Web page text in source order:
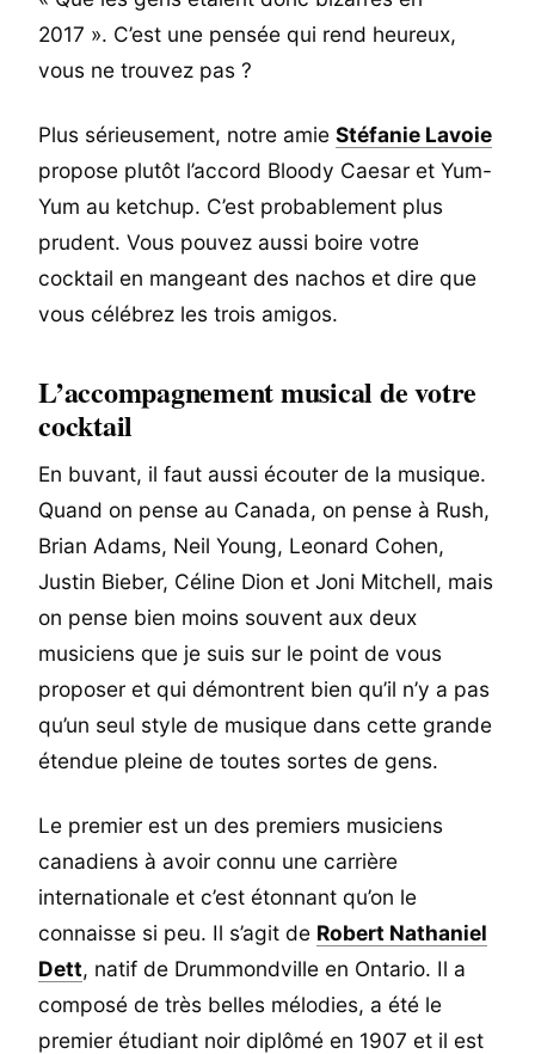
2017 ». C’est une pensée qui rend heureux,
vous ne trouvez pas ?
Plus sérieusement, notre amie Stéfanie Lavoie
propose plutôt l’accord Bloody Caesar et Yum-
Yum au ketchup. C’est probablement plus
prudent. Vous pouvez aussi boire votre
cocktail en mangeant des nachos et dire que
vous célébrez les trois amigos.
L’accompagnement musical de votre
cocktail
En buvant, il faut aussi écouter de la musique.
Quand on pense au Canada, on pense à Rush,
Brian Adams, Neil Young, Leonard Cohen,
Justin Bieber, Céline Dion et Joni Mitchell, mais
on pense bien moins souvent aux deux
musiciens que je suis sur le point de vous
proposer et qui démontrent bien qu’il n’y a pas
qu’un seul style de musique dans cette grande
étendue pleine de toutes sortes de gens.
Le premier est un des premiers musiciens
canadiens à avoir connu une carrière
internationale et c’est étonnant qu’on le
connaisse si peu. Il s’agit de Robert Nathaniel
Dett, natif de Drummondville en Ontario. Il a
composé de très belles mélodies, a été le
premier étudiant noir diplômé en 1907 et il est